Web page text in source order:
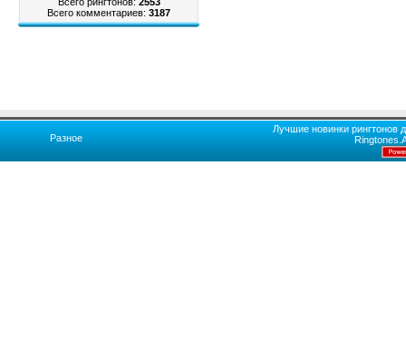
Всего комментариев: 3187
Разное
Лучшие новинки рингтонов